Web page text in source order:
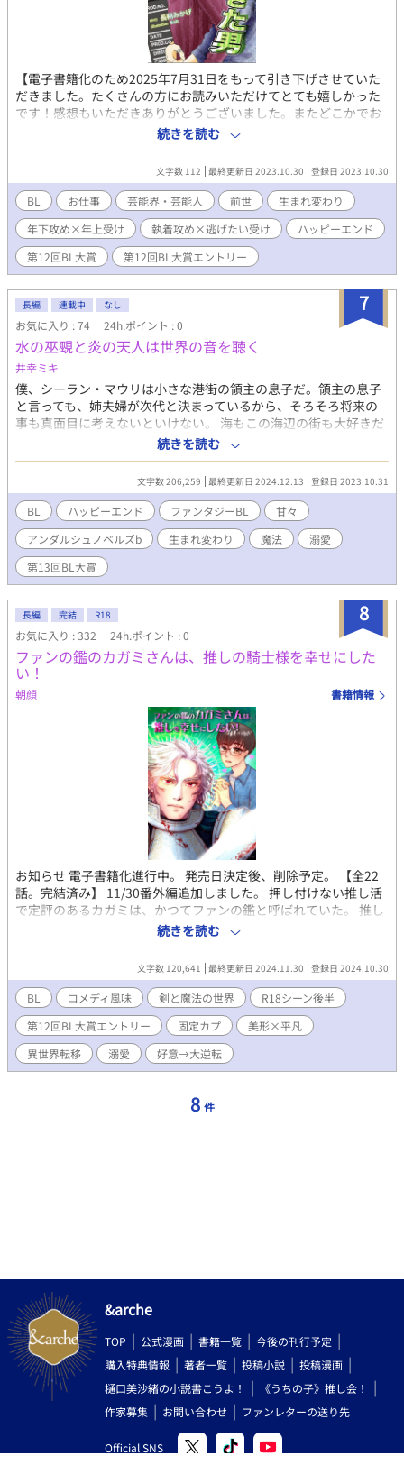
【電子書籍化のため2025年7月31日をもって引き下げさせていた
だきました。たくさんの方にお読みいただけてとても嬉しかった
です！感想もいただきありがとうございました。またどこかでお
目にかかりましたらよろしくお願いいたします】 駆け出し俳優の
仁木義嗣は、映画『pursuer―追跡者―』で初のＷ主演に抜擢さ
れる。 もう一人の主演は、飛ぶ鳥を落とす勢いの若手俳優、八朔
レオ。 一年前、バイク事故を起こして意識不明の重体に陥った八
朔は、前世の記憶を思い出し、かつて愛した人の生まれ変わりを
ずっと探しているという。 その恋人と同じ痣を持つ仁木が、その
生まれ変わりに違いないと迫ってきて……!? 前世に囚われた俳優
×前世なんて理解できない俳優の、お仕事（＋前世）BL。
続きを読む
文字数 112 最終更新日 2023.10.30 登録日 2023.10.30
BL お仕事 芸能界・芸能人 前世
生まれ変わり
年下攻め×年上受け
執着攻め×逃げたい受け
ハッピーエンド
第12回BL大賞
第12回BL大賞エントリー
7
長編 連載中 なし
お気に入り : 74 24h.ポイント : 0
水の巫覡と炎の天人は世界の音を聴く
井幸ミキ
僕、シーラン・マウリは小さな港街の領主の息子だ。領主の息子
と言っても、姉夫婦が次代と決まっているから、そろそろ将来の
事も真面目に考えないといけない。 海もこの海辺の街も大好きだ
から、このままここで父や姉夫婦を助けながら漁師をしたりして
過ごしたいのだけど、若者がこんな田舎で一生を過ごしたいなん
ていうと遠慮していると思われてしまうくらい、ここは何もない
辺鄙な街で。 １５歳になる年、幼馴染で婚約者のレオリムと、学
園都市へ留学しないといけないみたい……？ え？ 世界の危
機？ レオリムが何とかしないといけないの？ なんで？ 僕
も！？ やけに老成したおっとり少年シーラン（受）が、わんこ系
幼馴染婚約者レオリム（攻）と、将来やりたい事探しに学園都市
へ行くはずが……？ 世界創生の秘密と、世界の危機に関わって
す世界。 魔法は魂の持つエネルギー。 身分制度はありますが、婚
姻は、異性・同性の区別なく認められる世界のお話になります。
初めての一次創作BL小説投稿です。 魔法と、溺愛と、ハッピーエ
ンドの物語の予定です。 シーランとレオリムは、基本、毎回イチ
ャイチャします。 ーーーーー 第11回BL小説大賞、無事一か月毎
日更新乗り切れました。 こんなに毎日小説書いたの初めてでし
た。 読んでくださった皆様のおかげです。ありがとうございま
す。 勢いで10月31日にエントリーをして、準備も何もなくスター
トし、進めてきたので、まだまだ序盤で、あらすじやタグに触れ
られていない部分が多いのですが、引き続き更新していきたいと
思います。（ペースは落ちますが） 良かったら、シーランとレオ
リムのいちゃいちゃにお付き合いください。 （話を進めるより、
毎話イチャイチャを入れることに力をいれております）
（2023.12.01） 長らく更新が止まっていましたが、第12回BL大賞
エントリーを機に再始動します。 毎日の更新を目指して、続きを
投稿していく予定です。 よろしくお願いします。 （2024.11.01）
続きを読む
文字数 206,259 最終更新日 2024.12.13 登録日 2023.10.31
BL ハッピーエンド ファンタジーBL
甘々
アンダルシュノベルズb
生まれ変わり 魔法
溺愛
第13回BL大賞
8
長編 完結 R18
お気に入り : 332 24h.ポイント : 0
ファンの鑑のカガミさんは、推しの騎士様を幸せにした
い！
朝顔 書籍情報
お知らせ 電子書籍化進行中。 発売日決定後、削除予定。 【全22
話。完結済み】 11/30番外編追加しました。 押し付けない推し活
で定評のあるカガミは、かつてファンの鑑と呼ばれていた。 推し
を助けて異世界転移するが、清廉潔白をモットーとした彼の生活
は変わらない。 推しがいることが人生の喜びであるカガミは、異
世界でも推しを見つける。 陰ながら全力で推し活に勤しむ日々を
送るカガミの前に、新たな転移者がやってくる。 暴走した新人の
活躍により、カガミは推しと同じ家で暮らすことになってしまっ
た。 推しを幸せにしたい。 カガミの異世界での推し活に、幸せな
ゴールはあるのか？ 騎士の鑑と呼ばれる男×ステルス推し活生活
に励むファンの鑑と呼ばれた男のラブストーリー？開幕！ Rシー
ンは後半になります。 表紙イラストは、まめ様に描いて頂きまし
続きを読む
文字数 120,641 最終更新日 2024.11.30 登録日 2024.10.30
BL コメディ風味 剣と魔法の世界
R18シーン後半
第12回BL大賞エントリー
固定カプ
美形×平凡
異世界転移
溺愛 好意→大逆転
8 件
&arche
TOP 公式漫画 書籍一覧
今後の刊行予定
購入特典情報
著者一覧 投稿小説
投稿漫画
樋口美沙緒の小説書こうよ！
《うちの子》推し会！
作家募集
お問い合わせ ファンレターの送り先
Official SNS